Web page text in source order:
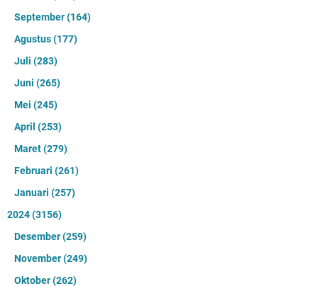
September(164)
Agustus(177)
Juli (283)
Juni (265)
Mei (245)
April (253)
Maret(279)
Februari (261)
Januari (257)
2024(3156)
Desember(259)
November(249)
Oktober(262)